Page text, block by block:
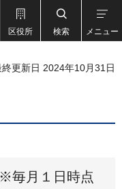
区役所 検索 メニュー
終更新日 2024年10月31日
毎月１日時点